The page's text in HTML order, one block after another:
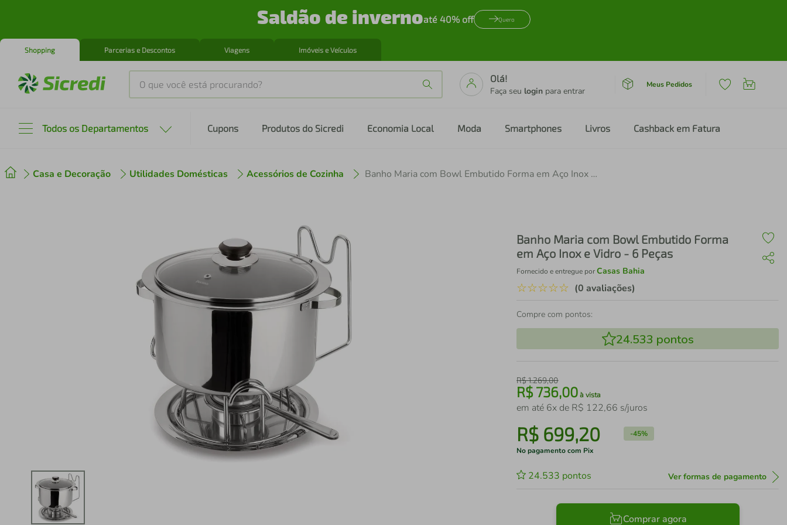
Saldão de invernoaté 40% off Quero
Shopping Parcerias e Descontos Viagens Imóveis e Veículos
O que você está procurando?
Olá!
Faça seu login para entrar
Meus Pedidos
Todos os Departamentos Cupons Produtos do Sicredi Economia Local Moda Smartphones Livros Cashback em Fatura
Casa e Decoração Utilidades Domésticas Acessórios de Cozinha Banho Maria com Bowl Embutido Forma em Aço Inox e Vidro - 6 Peças
Banho Maria com Bowl Embutido Forma
em Aço Inox e Vidro - 6 Peças
Fornecido e entregue porCasas Bahia
☆☆☆☆☆ (0 avaliações)
Compre com pontos:
24.533 pontos
R$1.269,00
R$736,00 à vista
em até 6x de R$ 122,66 s/juros
R$ 699,20 -45%
No pagamento com Pix
24.533 pontos Ver formas de pagamento
Comprar agora
º cafeteira
iphone